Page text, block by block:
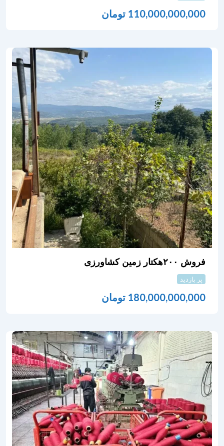
110,000,000,000 تومان
فروش ۲۰۰هکتار زمین کشاورزی
پر بازدید
180,000,000,000 تومان